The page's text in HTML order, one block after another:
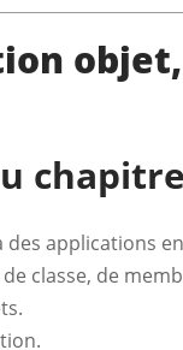
chapitre
des applications
classe, de